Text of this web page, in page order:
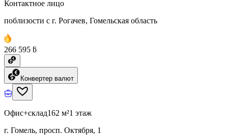
Контактное лицо
поблизости с г. Рогачев, Гомельская область
266 595 ƃ
Конвертер валют
Офис+склад162 м²1 этаж
г. Гомель, просп. Октября, 1